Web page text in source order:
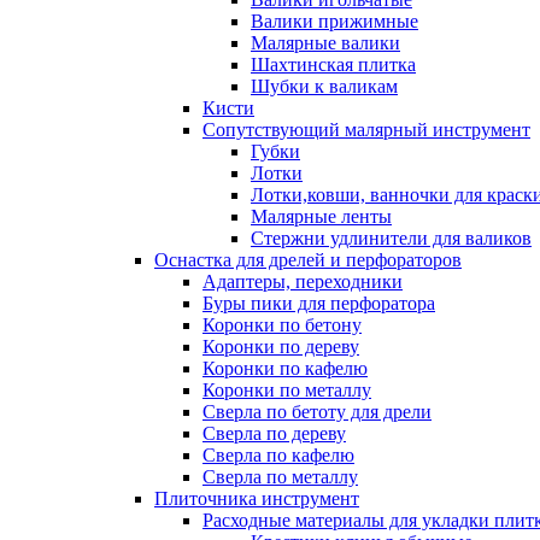
Валики прижимные
Малярные валики
Шахтинская плитка
Шубки к валикам
Кисти
Сопутствующий малярный инструмент
Губки
Лотки
Лотки,ковши, ванночки для
Малярные ленты
Стержни удлинители для валиков
Оснастка для дрелей и перфораторов
Адаптеры, переходники
Буры пики для перфоратора
Коронки по бетону
Коронки по дереву
Коронки по кафелю
Коронки по металлу
Сверла по бетоту для дрели
Сверла по дереву
Сверла по кафелю
Сверла по металлу
Плиточника инструмент
Расходные материалы для укладки